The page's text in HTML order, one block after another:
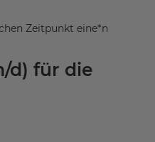
Zeitpunkt eine*n
d) für die